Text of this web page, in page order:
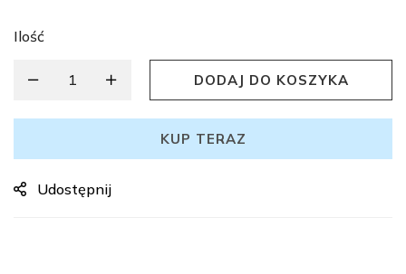
Ilość
DODAJ DO KOSZYKA
KUP TERAZ
Udostępnij